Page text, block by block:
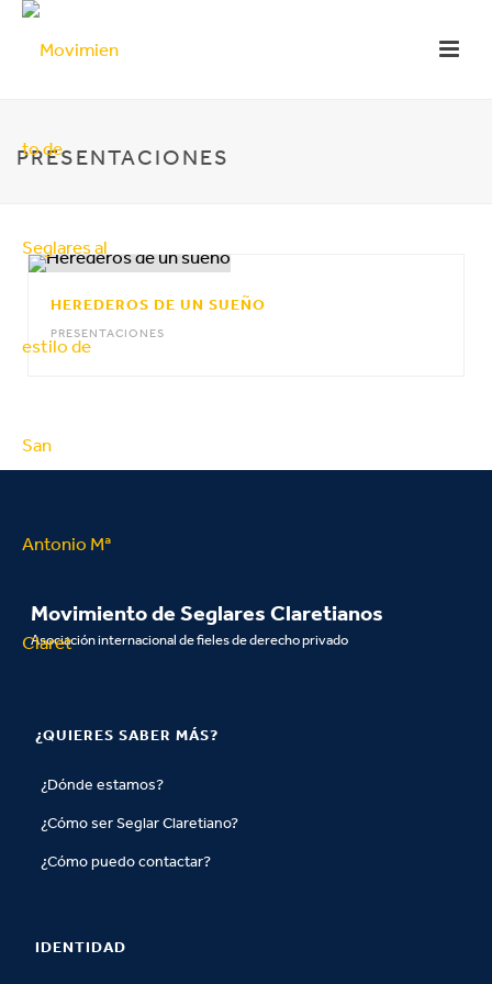
PRESENTACIONES
HEREDEROS DE UN SUEÑO
PRESENTACIONES
Movimiento de Seglares Claretianos
Asociación internacional de fieles de derecho privado
¿QUIERES SABER MÁS?
¿Dónde estamos?
¿Cómo ser Seglar Claretiano?
¿Cómo puedo contactar?
IDENTIDAD